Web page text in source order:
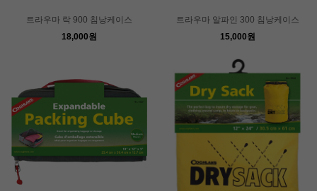
트라우마 락 900 침낭케이스
18,000원
트라우마 알파인 300 침낭케이스
15,000원